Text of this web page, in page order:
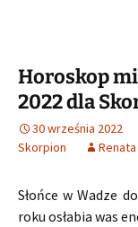
Horoskop
2022 dla
30 września 2022
Skorpion
Renata
Słońce w Wadze
roku osłabia was